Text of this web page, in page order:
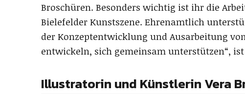
Broschüren. Besonders wichtig ist ihr die
Bielefelder Kunstszene. Ehrenamtlich
der Konzeptentwicklung und Ausarbeitung
entwickeln, sich gemeinsam unterstützen“,
Illustratorin und Künstlerin Vera